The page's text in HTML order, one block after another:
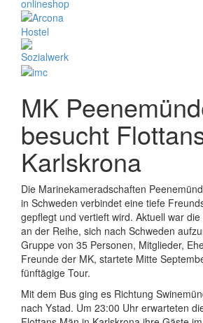
MK
besucht
Karlskrona
Die Marinekameradschaften
in Schweden verbindet eine tiefe
gepflegt und vertieft wird. Aktuell war
an der Reihe, sich nach Schweden
Gruppe von 35 Personen, Mitglieder,
Freunde der MK, startete Mitte
fünftägige Tour.
Mit dem Bus ging es Richtung
nach Ystad. Um 23:00 Uhr erwarteten